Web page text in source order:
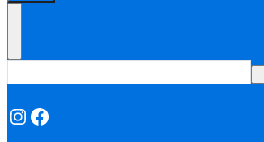
Instagram
Facebook